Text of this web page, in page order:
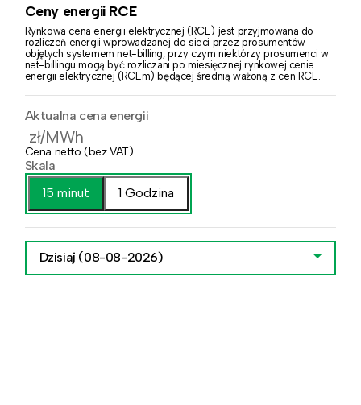
Ceny energii RCE
Rynkowa cena energii elektrycznej (RCE) jest przyjmowana do
rozliczeń energii wprowadzanej do sieci przez prosumentów
objętych systemem net-billing, przy czym niektórzy prosumenci w
net-billingu mogą być rozliczani po miesięcznej rynkowej cenie
energii elektrycznej (RCEm) będącej średnią ważoną z cen RCE.
Aktualna cena energii
zł/MWh
Cena netto (bez VAT)
Skala
15 minut
1 Godzina
Dzisiaj (08-08-2026)